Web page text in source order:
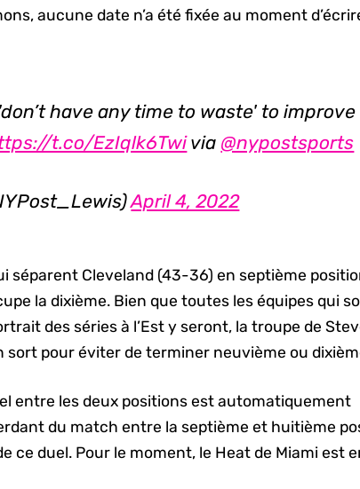
aucune date n’a été fixée au moment
have any time to waste' to improve
t.co/EzIqlk6Twivia @nypostsports
April 4, 2022
séparent Cleveland (43-36) en septième
la dixième. Bien que toutes les équipes qui
des séries à l’Est y seront, la troupe de
sort pour éviter de terminer neuvième ou
entre les deux positions est automatiquement
du match entre la septième et huitième
ce duel. Pour le moment, le Heat de Miami est